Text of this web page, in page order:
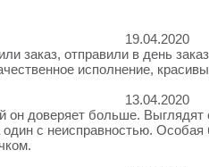
19.04.2020
заказ, отправили в день
исполнение,
13.04.2020
он доверяет больше.
с неисправностью.